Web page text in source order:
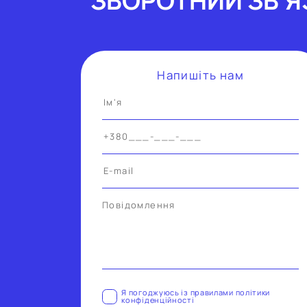
Напишiть нам
Я погоджуюсь iз правилами полiтики
конфiденцiйностi